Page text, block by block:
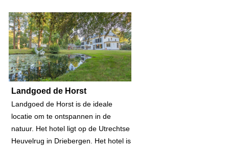
Landgoed de Horst
Landgoed de Horst is de ideale
locatie om te ontspannen in de
natuur. Het hotel ligt op de Utrechtse
Heuvelrug in Driebergen. Het hotel is